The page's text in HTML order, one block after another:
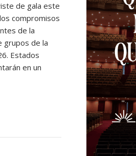
de gala este
compromisos
de la
grupos de la
Estados
en un